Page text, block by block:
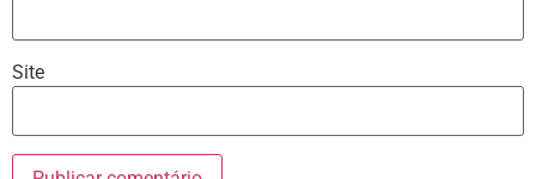
Site